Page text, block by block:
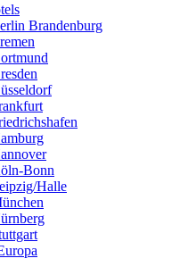
Brandenburg
Bonn
Halle